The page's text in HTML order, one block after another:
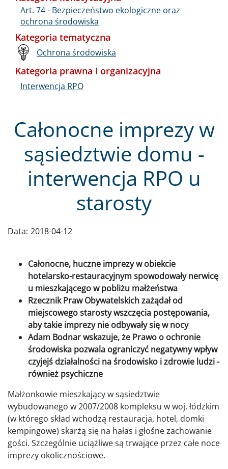
Całonocne imprezy w
sąsiedztwie domu -
interwencja RPO u
starosty
Data: 2018-04-12
Całonocne, huczne imprezy w obiekcie
hotelarsko-restauracyjnym spowodowały nerwicę
u mieszkającego w pobliżu małżeństwa
Rzecznik Praw Obywatelskich zażądał od
miejscowego starosty wszczęcia postępowania,
aby takie imprezy nie odbywały się w nocy
Adam Bodnar wskazuje, że Prawo o ochronie
środowiska pozwala ograniczyć negatywny wpływ
czyjejś działalności na środowisko i zdrowie ludzi -
również psychiczne
Małżonkowie mieszkający w sąsiedztwie
wybudowanego w 2007/2008 kompleksu w woj. łódzkim
(w którego skład wchodzą restauracja, hotel, domki
kempingowe) skarżą się na hałas i głośne zachowanie
gości. Szczególnie uciążliwe są trwające przez całe noce
imprezy okolicznościowe.
Art. 74 - Bezpieczeństwo ekologiczne oraz
ochrona środowiska
Kategoria tematyczna
Ochrona środowiska
Kategoria prawna i organizacyjna
Interwencja RPO